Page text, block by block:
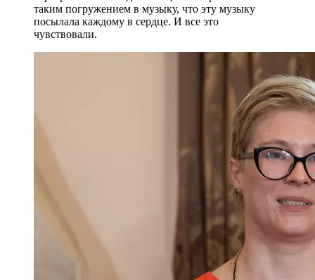
таким погружением в музыку, что эту музыку
посылала каждому в сердце. И все это
чувствовали.